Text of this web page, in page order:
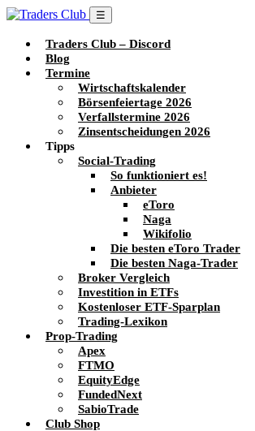
☰
Traders Club – Discord
Blog
Termine
Wirtschaftskalender
Börsenfeiertage 2026
Verfallstermine 2026
Zinsentscheidungen 2026
Tipps
Social-Trading
So funktioniert es!
Anbieter
eToro
Naga
Wikifolio
Die besten eToro Trader
Die besten Naga-Trader
Broker Vergleich
Investition in ETFs
Kostenloser ETF-Sparplan
Trading-Lexikon
Prop-Trading
Apex
FTMO
EquityEdge
FundedNext
SabioTrade
Club Shop